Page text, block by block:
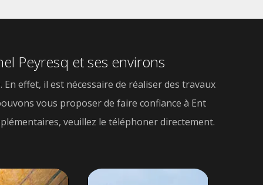
Peyresq et ses environs
effet, il est nécessaire de réaliser des travaux
vous proposer de faire confiance à Ent
veuillez le téléphoner directement.